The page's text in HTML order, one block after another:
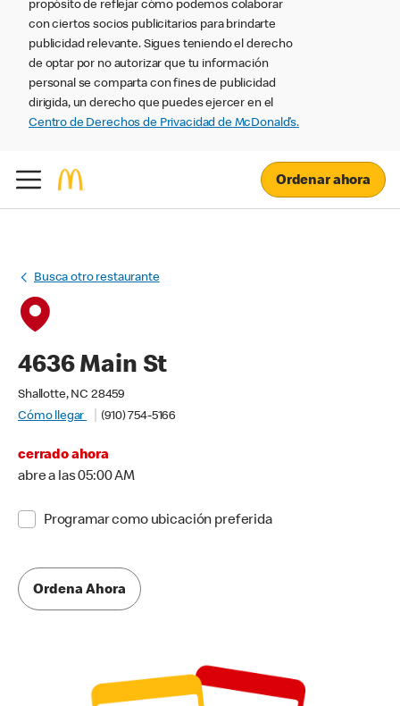
propósito de reflejar cómo podemos colaborar
con ciertos socios publicitarios para brindarte
publicidad relevante. Sigues teniendo el derecho
de optar por no autorizar que tu información
personal se comparta con fines de publicidad
dirigida, un derecho que puedes ejercer en el
Centro de Derechos de Privacidad de McDonald’s.
Ordenar ahora
Busca otro restaurante
4636 Main St
Shallotte, NC 28459
Cómo llegar
(910) 754-5166
cerrado ahora
abre a las 05:00 AM
Programar como ubicación preferida
Ordena Ahora